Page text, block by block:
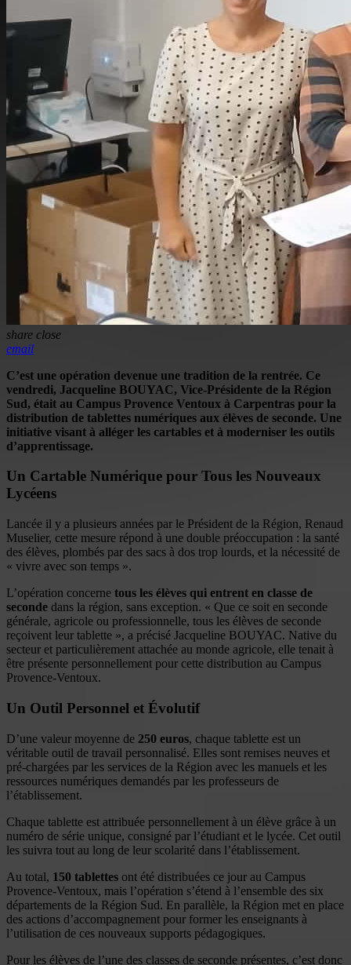
share close
email
C’est une opération devenue une tradition de la rentrée. Ce
vendredi, Jacqueline BOUYAC, Vice-Présidente de la Région
Sud, était au Campus Provence Ventoux à Carpentras pour la
distribution de tablettes numériques aux élèves de seconde. Une
initiative visant à alléger les cartables et à moderniser les outils
d’apprentissage.
Un Cartable Numérique pour Tous les Nouveaux
Lycéens
Lancée il y a plusieurs années par le Président de la Région, Renaud
Muselier, cette mesure répond à une double préoccupation : la santé
des élèves, plombés par des sacs à dos trop lourds, et la nécessité de
« vivre avec son temps ».
L’opération concerne tous les élèves qui entrent en classe de
seconde dans la région, sans exception. « Que ce soit en seconde
générale, agricole ou professionnelle, tous les élèves de seconde
reçoivent leur tablette », a précisé Jacqueline BOUYAC. Native du
secteur et particulièrement attachée au monde agricole, elle tenait à
être présente personnellement pour cette distribution au Campus
Provence-Ventoux.
Un Outil Personnel et Évolutif
D’une valeur moyenne de 250 euros, chaque tablette est un
véritable outil de travail personnalisé. Elles sont remises neuves et
pré-chargées par les services de la Région avec les manuels et les
ressources numériques demandés par les professeurs de
l’établissement.
Chaque tablette est attribuée personnellement à un élève grâce à un
numéro de série unique, consigné par l’étudiant et le lycée. Cet outil
les suivra tout au long de leur scolarité dans l’établissement.
Au total, 150 tablettes ont été distribuées ce jour au Campus
Provence-Ventoux, mais l’opération s’étend à l’ensemble des six
départements de la Région Sud. En parallèle, la Région met en place
des actions d’accompagnement pour former les enseignants à
l’utilisation de ces nouveaux supports pédagogiques.
Pour les élèves de l’une des classes de seconde présentes, c’est donc